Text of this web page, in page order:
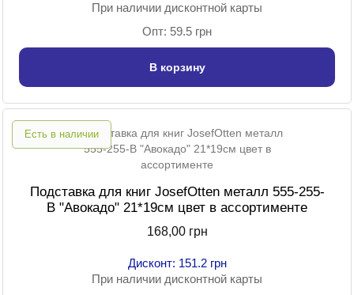
При наличии дисконтной карты
Опт: 59.5 грн
В корзину
Есть в наличии
Подставка для книг JosefOtten металл 555-255-
B "Авокадо" 21*19см цвет в ассортименте
168,00 грн
Дисконт: 151.2 грн
При наличии дисконтной карты